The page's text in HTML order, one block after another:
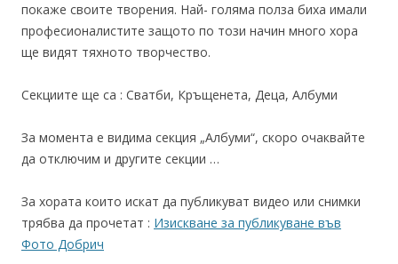
покаже своите творения. Най- голяма полза биха имали
професионалистите защото по този начин много хора
ще видят тяхното творчество.
Секциите ще са : Сватби, Кръщенета, Деца, Албуми
За момента е видима секция „Албуми“, скоро очаквайте
да отключим и другите секции …
За хората които искат да публикуват видео или снимки
трябва да прочетат : Изискване за публикуване във
Фото Добрич